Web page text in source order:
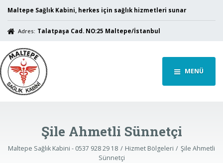
Maltepe Sağlık Kabini, herkes için sağlık hizmetleri sunar
Adres: Talatpaşa Cad. NO:25 Maltepe/İstanbul
MENÜ
Şile Ahmetli Sünnetçi
Maltepe Sağlık Kabini - 0537 928 29 18 Hizmet Bölgeleri
Şile Ahmetli
Sünnetçi